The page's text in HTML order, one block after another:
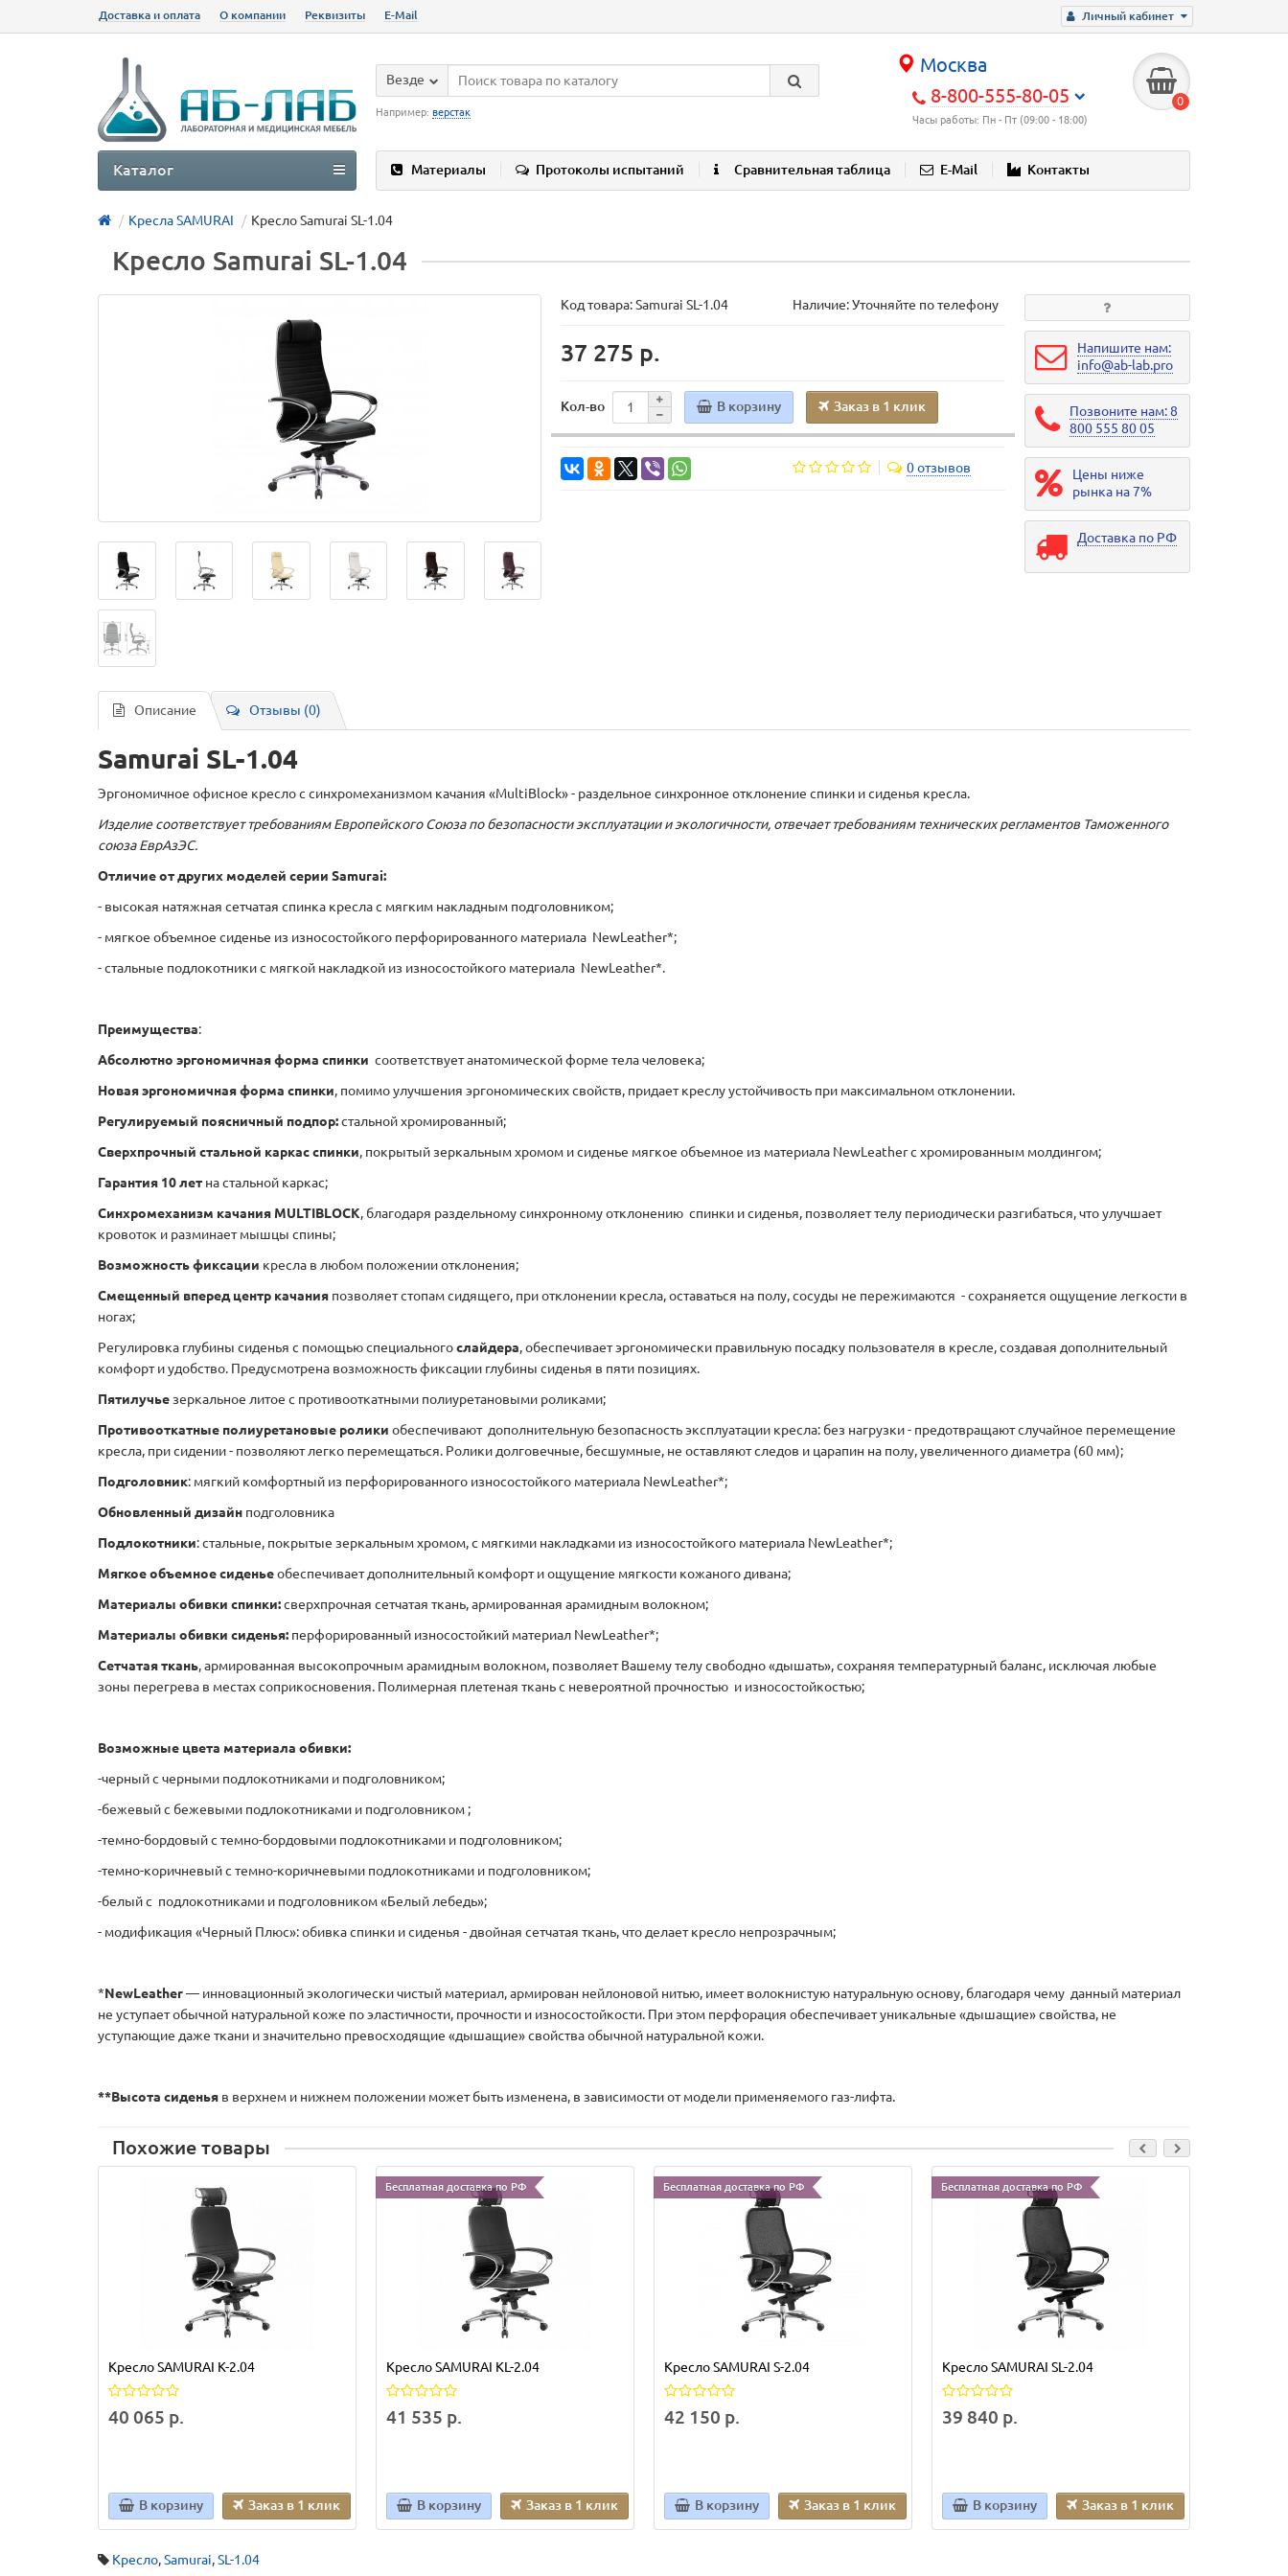
Личный кабинет
Доставка и оплата О компании Реквизиты E-Mail
Москва
8-800-555-80-05
Часы работы: Пн - Пт (09:00 - 18:00)
0
Везде
Например: верстак
Материалы Протоколы испытаний Сравнительная таблица E-Mail Контакты
Каталог
Кресла SAMURAI Кресло Samurai SL-1.04
Кресло Samurai SL-1.04
Код товара:Samurai SL-1.04 Наличие: Уточняйте по телефону
37 275 р.
Кол-во В корзину Заказ в 1 клик
0 отзывов
Напишите нам:
info@ab-lab.pro
Позвоните нам: 8
800 555 80 05
Цены ниже
рынка на 7%
Доставка по РФ
Описание Отзывы (0)
Samurai SL-1.04
Эргономичное офисное кресло с синхромеханизмом качания «MultiBlock» - раздельное синхронное отклонение спинки и сиденья кресла.
Изделие соответствует требованиям Европейского Союза по безопасности эксплуатации и экологичности, отвечает требованиям технических регламентов Таможенного
союза ЕврАзЭС.
Отличие от других моделей серии Samurai:
- высокая натяжная сетчатая спинка кресла с мягким накладным подголовником;
- мягкое объемное сиденье из износостойкого перфорированного материала NewLeather*;
- стальные подлокотники с мягкой накладкой из износостойкого материала NewLeather*.
Преимущества:
Абсолютно эргономичная форма спинки соответствует анатомической форме тела человека;
Новая эргономичная форма спинки, помимо улучшения эргономических свойств, придает креслу устойчивость при максимальном отклонении.
Регулируемый поясничный подпор:стальной хромированный;
Сверхпрочный стальной каркас спинки, покрытый зеркальным хромом и сиденье мягкое объемное из материала NewLeather с хромированным молдингом;
Гарантия 10 лет на стальной каркас;
Синхромеханизм качания MULTIBLOCK, благодаря раздельному синхронному отклонению спинки и сиденья, позволяет телу периодически разгибаться, что улучшает
кровоток и разминает мышцы спины;
Возможность фиксации кресла в любом положении отклонения;
Смещенный вперед центр качания позволяет стопам сидящего, при отклонении кресла, оставаться на полу, сосуды не пережимаются - сохраняется ощущение легкости в
ногах;
Регулировка глубины сиденья с помощью специальногослайдера, обеспечивает эргономически правильную посадку пользователя в кресле, создавая дополнительный
комфорт и удобство. Предусмотрена возможность фиксации глубины сиденья в пяти позициях.
Пятилучьезеркальное литое с противооткатными полиуретановыми роликами;
Противооткатные полиуретановые ролики обеспечивают дополнительную безопасность эксплуатации кресла: без нагрузки - предотвращают случайное перемещение
кресла, при сидении - позволяют легко перемещаться. Ролики долговечные, бесшумные, не оставляют следов и царапин на полу, увеличенного диаметра (60 мм);
Подголовник: мягкий комфортный из перфорированного износостойкого материала NewLeather*;
Обновленный дизайн подголовника
Подлокотники: стальные, покрытые зеркальным хромом, с мягкими накладками из износостойкого материала NewLeather*;
Мягкое объемное сиденьеобеспечивает дополнительный комфорт и ощущение мягкости кожаного дивана;
Материалы обивки спинки:сверхпрочная сетчатая ткань, армированная арамидным волокном;
Материалы обивки сиденья: перфорированный износостойкий материал NewLeather*;
Сетчатая ткань, армированная высокопрочным арамидным волокном, позволяет Вашему телу свободно «дышать», сохраняя температурный баланс, исключая любые
зоны перегрева в местах соприкосновения. Полимерная плетеная ткань с невероятной прочностью и износостойкостью;
Возможные цвета материала обивки:
-черный с черными подлокотниками и подголовником;
-бежевый с бежевыми подлокотниками и подголовником ;
-темно-бордовый с темно-бордовыми подлокотниками и подголовником;
-темно-коричневый с темно-коричневыми подлокотниками и подголовником;
-белый с подлокотниками и подголовником «Белый лебедь»;
- модификация «Черный Плюс»: обивка спинки и сиденья - двойная сетчатая ткань, что делает кресло непрозрачным;
*NewLeather— инновационный экологически чистый материал, армирован нейлоновой нитью, имеет волокнистую натуральную основу, благодаря чему данный материал
не уступает обычной натуральной коже по эластичности, прочности и износостойкости. При этом перфорация обеспечивает уникальные «дышащие» свойства, не
уступающие даже ткани и значительно превосходящие «дышащие» свойства обычной натуральной кожи.
**Высота сиденья в верхнем и нижнем положении может быть изменена, в зависимости от модели применяемого газ-лифта.
Похожие товары
Кресло SAMURAI K-2.04
40 065 р.
В корзину Заказ в 1 клик
Бесплатная доставка по РФ
Кресло SAMURAI KL-2.04
41 535 р.
В корзину Заказ в 1 клик
Бесплатная доставка по РФ
Кресло SAMURAI S-2.04
42 150 р.
В корзину Заказ в 1 клик
Бесплатная доставка по РФ
Кресло SAMURAI SL-2.04
39 840 р.
В корзину Заказ в 1 клик
Кресло,Samurai,SL-1.04